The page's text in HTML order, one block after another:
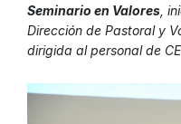
Seminario en Valores ,
Dirección de Pastoral y
dirigida al personal de